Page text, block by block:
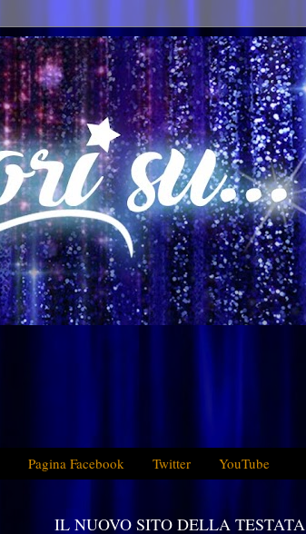
Pagina Facebook Twitter YouTube
IL NUOVO SITO DELLA TESTATA